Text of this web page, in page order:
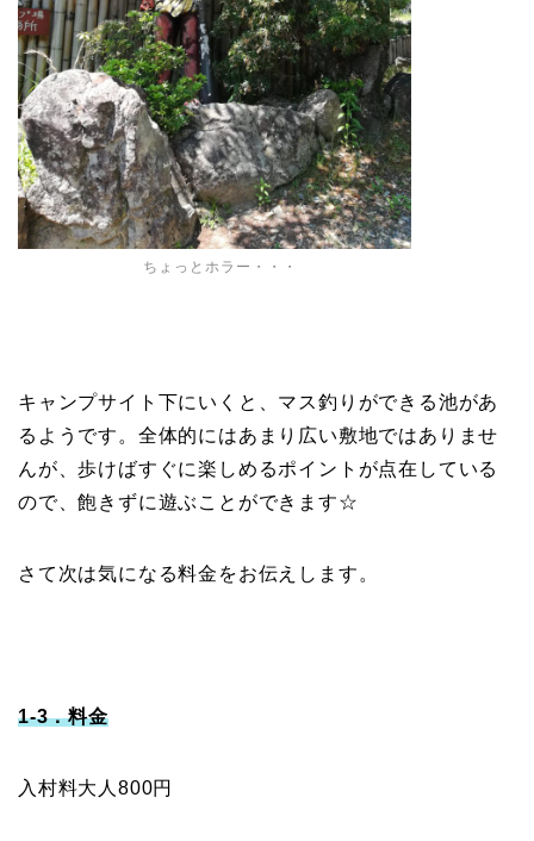
ちょっとホラー・・・
キャンプサイト下にいくと、マス釣りができる池があ
るようです。全体的にはあまり広い敷地ではありませ
んが、歩けばすぐに楽しめるポイントが点在している
ので、飽きずに遊ぶことができます☆
さて次は気になる料金をお伝えします。
1-3．料金
入村料大人800円